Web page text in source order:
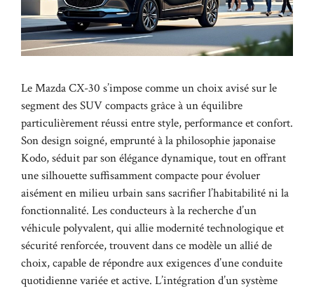
Le Mazda CX-30 s’impose comme un choix avisé sur le
segment des SUV compacts grâce à un équilibre
particulièrement réussi entre style, performance et confort.
Son design soigné, emprunté à la philosophie japonaise
Kodo, séduit par son élégance dynamique, tout en offrant
une silhouette suffisamment compacte pour évoluer
aisément en milieu urbain sans sacrifier l’habitabilité ni la
fonctionnalité. Les conducteurs à la recherche d’un
véhicule polyvalent, qui allie modernité technologique et
sécurité renforcée, trouvent dans ce modèle un allié de
choix, capable de répondre aux exigences d’une conduite
quotidienne variée et active. L’intégration d’un système